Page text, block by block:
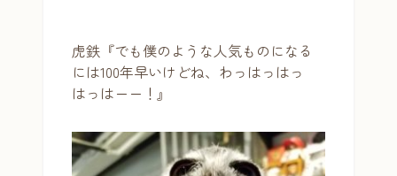
虎鉄『でも僕のような人気ものになる
には100年早いけどね、わっはっはっ
はっはーー！』